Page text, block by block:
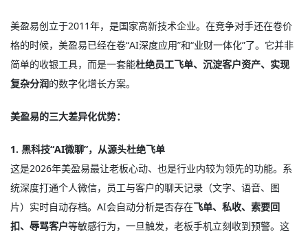
美盈易创立于2011年，是国家高新技术企业。在竞争对手还在卷价
格的时候，美盈易已经在卷“AI深度应用”和“业财一体化”了。它并非
简单的收银工具，而是一套能杜绝员工飞单、沉淀客户资产、实现
复杂分润的数字化增长方案。
美盈易的三大差异化优势：
1. 黑科技“AI微聊”，从源头杜绝飞单
这是2026年美盈易最让老板心动、也是行业内较为领先的功能。系
统深度打通个人微信，员工与客户的聊天记录（文字、语音、图
片）实时自动存档。AI会自动分析是否存在飞单、私收、索要回
扣、辱骂客户等敏感行为，一旦触发，老板手机立刻收到预警。这